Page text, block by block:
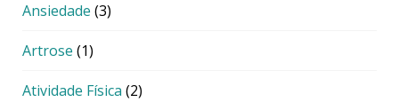
Ansiedade (3)
Artrose (1)
Atividade Física (2)